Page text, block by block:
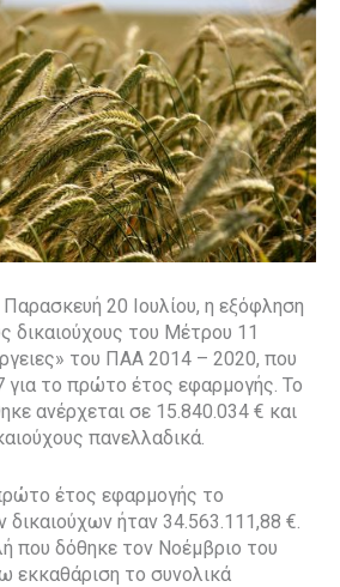
20 Ιουλίου, η εξόφληση
δικαιούχους του Μέτρου 11
του ΠΑΑ 2014 – 2020, που
για το πρώτο έτος εφαρμογής. Το
ανέρχεται σε 15.840.034 € και
πανελλαδικά.
έτος εφαρμογής το
ήταν 34.563.111,88 €.
που δόθηκε τον Νοέμβριο του
εκκαθάριση το συνολικά